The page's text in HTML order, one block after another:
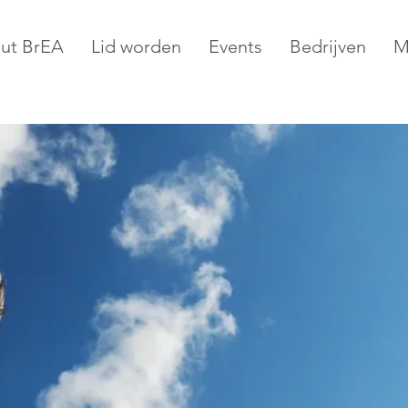
BrEA Lid worden Events Bedrijven